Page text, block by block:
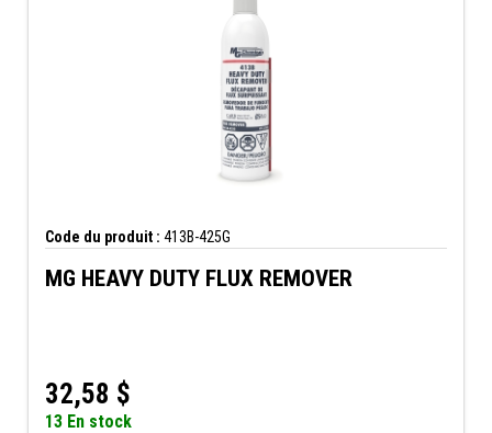
Code du produit : 413B-425G
MG HEAVY DUTY FLUX REMOVER
32,58 $
13 En stock